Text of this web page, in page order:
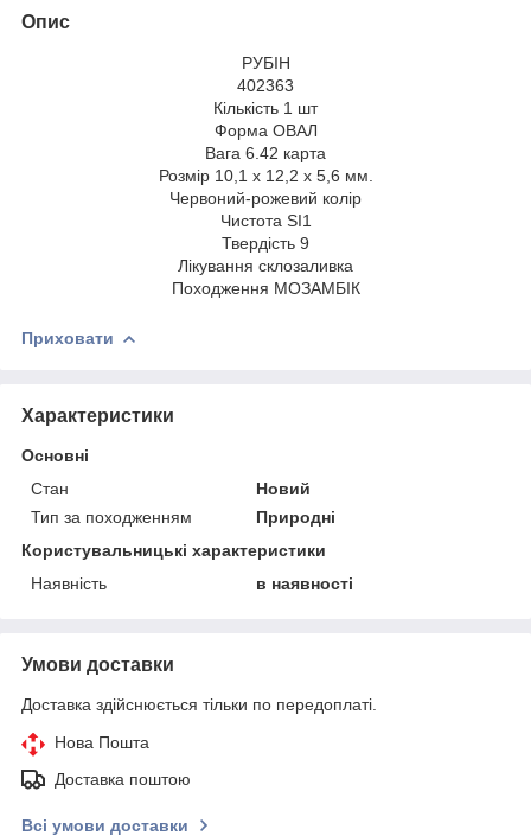
Опис
РУБІН
402363
Кількість 1 шт
Форма ОВАЛ
Вага 6.42 карта
Розмір 10,1 х 12,2 х 5,6 мм.
Червоний-рожевий колір
Чистота SI1
Твердість 9
Лікування склозаливка
Походження МОЗАМБІК
Приховати
Характеристики
Основні
Стан
Новий
Тип за походженням
Природні
Користувальницькі характеристики
Наявність
в наявності
Умови доставки
Доставка здійснюється тільки по передоплаті.
Нова Пошта
Доставка поштою
Всі умови доставки